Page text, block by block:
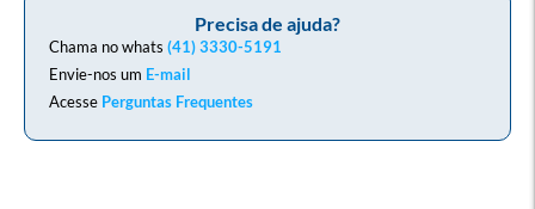
Precisa de ajuda?
Chama no whats (41) 3330-5191
Envie-nos um E-mail
Acesse Perguntas Frequentes